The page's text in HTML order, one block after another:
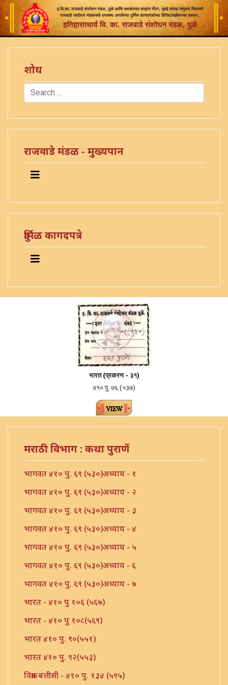
शोध
Search
राजवाडे मंडळ - मुख्यपान
दुर्मिळ कागदपत्रे
भारत (प्रकरण - ३१)
४१० पु. ७६ (५३७)
मराठी विभाग : कथा पुराणें
भागवत ४१० पु. ६९ (५३०)अध्याय - १
भागवत ४१० पु. ६९ (५३०)अध्याय - २
भागवत ४१० पु. ६९ (५३०)अध्याय - ३
भागवत ४१० पु. ६९ (५३०)अध्याय - ४
भागवत ४१० पु. ६९ (५३०)अध्याय - ५
भागवत ४१० पु. ६९ (५३०)अध्याय - ६
भागवत ४१० पु. ६९ (५३०)अध्याय - ७
भारत - ४१० पु १०६ (५६७)
भारत - ४१० पु १०८(५६९)
भारत ४१० पु. ९०(५५१)
भारत ४१० पु. ९२(५५३)
विक्रम बत्तीसी - ४१० पु. १३४ (५९५)